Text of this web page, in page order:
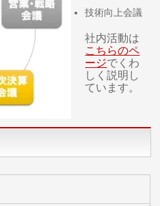
技術向上会議
社内活動は
こちらのペ
ージでくわ
しく説明し
ています。